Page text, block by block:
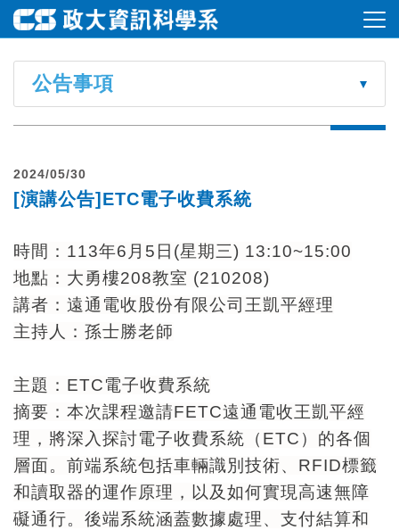
公告事項
2024/05/30
[演講公告]ETC電子收費系統
時間：113年6月5日(星期三) 13:10~15:00
地點：大勇樓208教室 (210208)
講者：遠通電收股份有限公司王凱平經理
主持人：孫士勝老師
主題：ETC電子收費系統
摘要：本次課程邀請FETC遠通電收王凱平經
理，將深入探討電子收費系統（ETC）的各個
層面。前端系統包括車輛識別技術、RFID標籤
和讀取器的運作原理，以及如何實現高速無障
礙通行。後端系統涵蓋數據處理、支付結算和